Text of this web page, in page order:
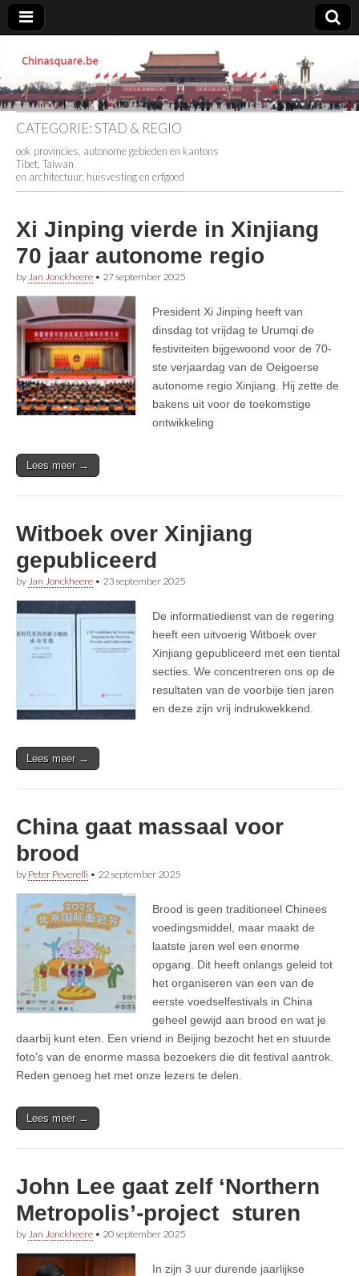
Chinasquare.be
CATEGORIE:STAD & REGIO
ook provincies, autonome gebieden en kantons
Tibet, Taiwan
en architectuur, huisvesting en erfgoed
Xi Jinping vierde in Xinjiang
70 jaar autonome regio
by Jan Jonckheere • 27 september 2025
President Xi Jinping heeft van
dinsdag tot vrijdag te Urumqi de
festiviteiten bijgewoond voor de 70-
ste verjaardag van de Oeigoerse
autonome regio Xinjiang. Hij zette de
bakens uit voor de toekomstige
ontwikkeling
Lees meer →
Witboek over Xinjiang
gepubliceerd
by Jan Jonckheere • 23 september 2025
De informatiedienst van de regering
heeft een uitvoerig Witboek over
Xinjiang gepubliceerd met een tiental
secties. We concentreren ons op de
resultaten van de voorbije tien jaren
en deze zijn vrij indrukwekkend.
Lees meer →
China gaat massaal voor
brood
by Peter Peverelli • 22 september 2025
Brood is geen traditioneel Chinees
voedingsmiddel, maar maakt de
laatste jaren wel een enorme
opgang. Dit heeft onlangs geleid tot
het organiseren van een van de
eerste voedselfestivals in China
geheel gewijd aan brood en wat je
daarbij kunt eten. Een vriend in Beijing bezocht het en stuurde
foto’s van de enorme massa bezoekers die dit festival aantrok.
Reden genoeg het met onze lezers te delen.
Lees meer →
John Lee gaat zelf ‘Northern
Metropolis’-project sturen
by Jan Jonckheere • 20 september 2025
In zijn 3 uur durende jaarlijkse